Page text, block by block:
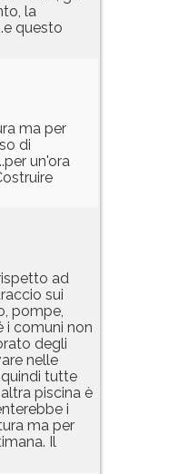
la
questo
ma per
di
un'ora
ad
sui
pompe,
i comuni non
degli
nelle
tutte
piscina è
i
ma per
Il